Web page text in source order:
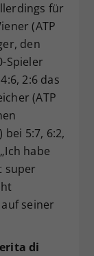
für
(ATP
den
Spieler
2:6 das
(ATP
bei 5:7, 6:2,
habe
super
seiner
di